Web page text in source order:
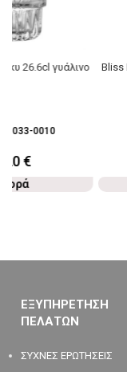
26.6cl γυάλινο
033-0010
€
Bliss
ΕΞΥΠΗΡΕΤΗΣΗ
ΠΕΛΑΤΩΝ
ΣΥΧΝΕΣ ΕΡΩΤΗΣΕΙΣ